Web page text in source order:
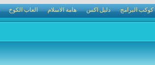
كوكب البرامج دليل اكس هامة الاسلام العاب الكوخ